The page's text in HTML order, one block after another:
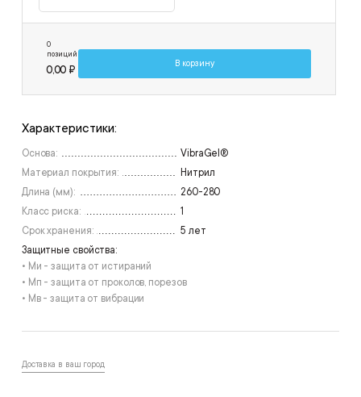
0
позиций
0,00 ₽
В корзину
Характеристики:
Основа:
VibraGel®
Материал покрытия:
Нитрил
Длина (мм):
260-280
Класс риска:
1
Срок хранения:
5 лет
Защитные свойства:
• Ми - защита от истираний
• Мп - защита от проколов, порезов
• Мв - защита от вибрации
Доставка в ваш город